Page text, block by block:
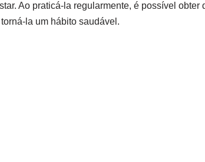
Ao praticá-la regularmente, é possível
la um hábito saudável.